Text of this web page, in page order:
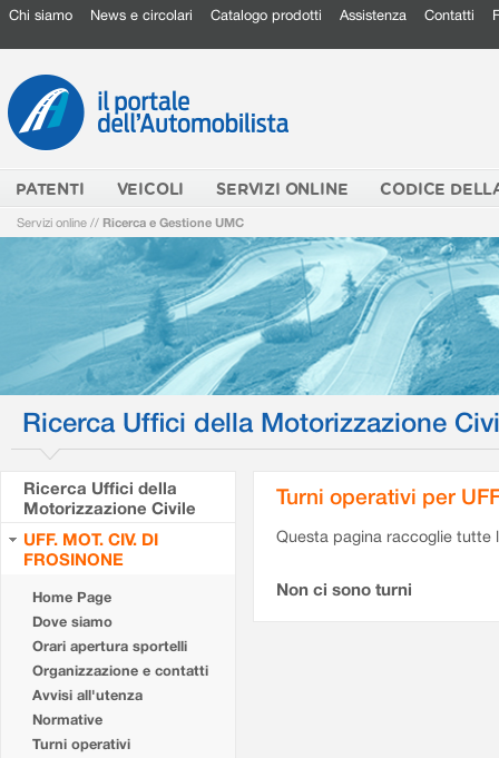
Chi siamo News e circolari Catalogo prodotti Assistenza Contatti
PATENTI VEICOLI SERVIZI ONLINE CODICE
Servizi online // Ricerca e Gestione UMC
Ricerca Uffici della Motorizzazione
Ricerca Uffici della
Motorizzazione Civile
UFF. MOT. CIV. DI
FROSINONE
Home Page
Dove siamo
Orari apertura sportelli
Organizzazione e contatti
Avvisi all'utenza
Normative
Turni operativi
Turni operativi per
Questa pagina raccoglie tutte
Non ci sono turni